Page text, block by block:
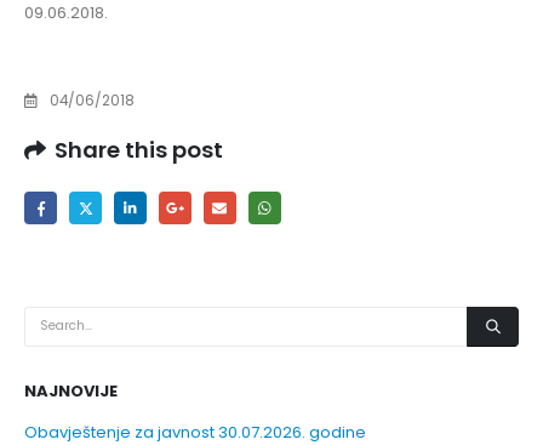
09.06.2018.
04/06/2018
Share this post
NAJNOVIJE
Obavještenje za javnost 30.07.2026. godine